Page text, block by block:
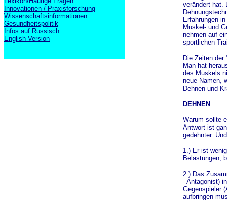
Innovationen / Praxisforschung
Wissenschaftsinformationen
Gesundheitspolitik
Infos auf Russisch
English Version
verändert hat.
Erfahrungen
Muskel- und
nehmen auf
sportlichen
Die Zeiten
Man hat
des Muskels
neue Namen,
Dehnen und
DEHNEN
Warum sollte
Antwort ist
gedehnter.
1.) Er ist
Belastungen,
2.) Das
- Antagonist)
Gegenspieler
aufbringen